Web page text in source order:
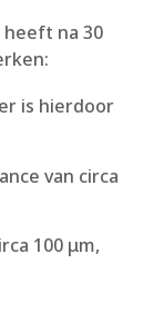
heeft na 30
is hierdoor
van circa
100 μm,